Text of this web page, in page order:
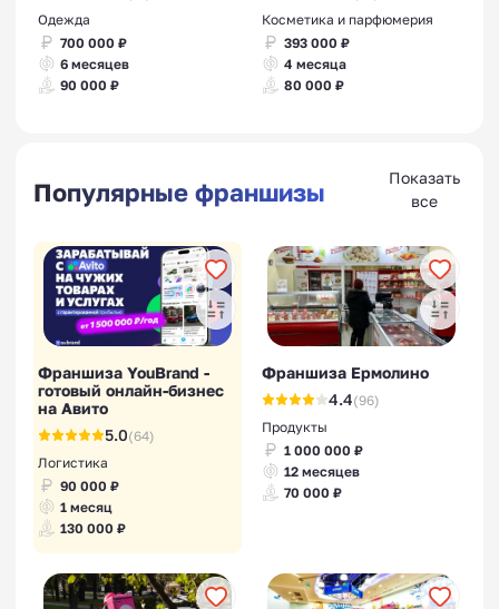
Одежда
700 000 ₽
6 месяцев
90 000 ₽
Косметика и парфюмерия
393 000 ₽
4 месяца
80 000 ₽
Популярные франшизы
Показать
все
Франшиза YouBrand -
готовый онлайн-бизнес
на Авито
5.0(64)
Логистика
90 000 ₽
1 месяц
130 000 ₽
Франшиза Ермолино
4.4(96)
Продукты
1 000 000 ₽
12 месяцев
70 000 ₽